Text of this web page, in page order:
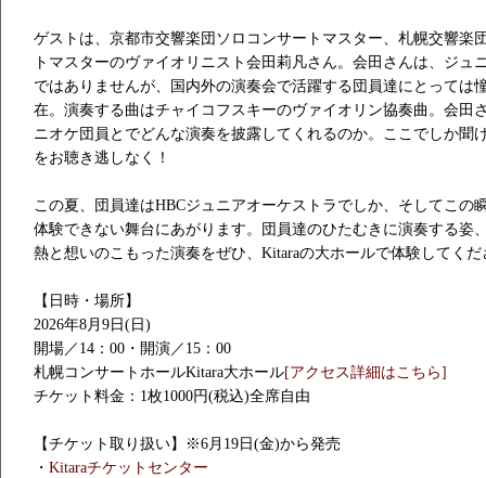
ゲストは、京都市交響楽団ソロコンサートマスター、札幌交響楽
トマスターのヴァイオリニスト会田莉凡さん。会田さんは、ジュ
ではありませんが、国内外の演奏会で活躍する団員達にとっては
在。演奏する曲はチャイコフスキーのヴァイオリン協奏曲。会田
ニオケ団員とでどんな演奏を披露してくれるのか。ここでしか聞
をお聴き逃しなく！
この夏、団員達はHBCジュニアオーケストラでしか、そしてこの
体験できない舞台にあがります。団員達のひたむきに演奏する姿
熱と想いのこもった演奏をぜひ、Kitaraの大ホールで体験してくだ
【日時・場所】
2026年8月9日(日)
開場／14：00・開演／15：00
札幌コンサートホールKitara大ホール[アクセス詳細はこちら]
チケット料金：1枚1000円(税込)全席自由
【チケット取り扱い】※6月19日(金)から発売
・ Kitaraチケットセンター